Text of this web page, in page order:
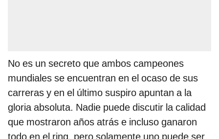
No es un secreto que ambos campeones
mundiales se encuentran en el ocaso de sus
carreras y en el último suspiro apuntan a la
gloria absoluta. Nadie puede discutir la calidad
que mostraron años atrás e incluso ganaron
todo en el ring, pero solamente uno puede ser